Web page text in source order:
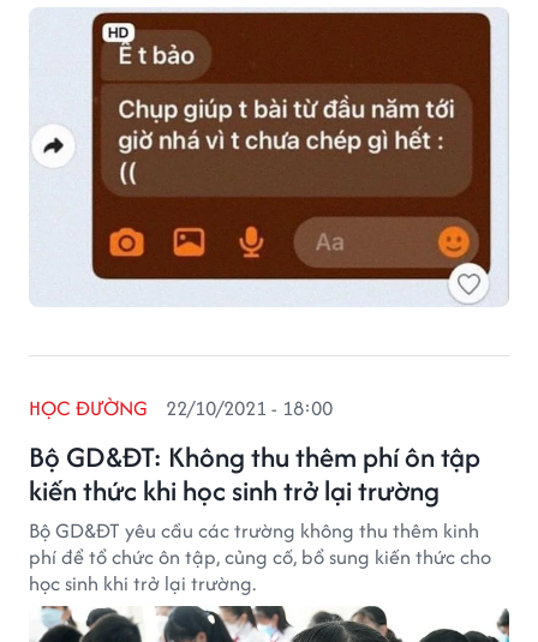
Bộ GD&ĐT: Không thu thêm phí ôn tập
kiến thức khi học sinh trở lại trường
HỌC ĐƯỜNG 22/10/2021 - 18:00
Bộ GD&ĐT yêu cầu các trường không thu thêm kinh
phí để tổ chức ôn tập, củng cố, bổ sung kiến thức cho
học sinh khi trở lại trường.